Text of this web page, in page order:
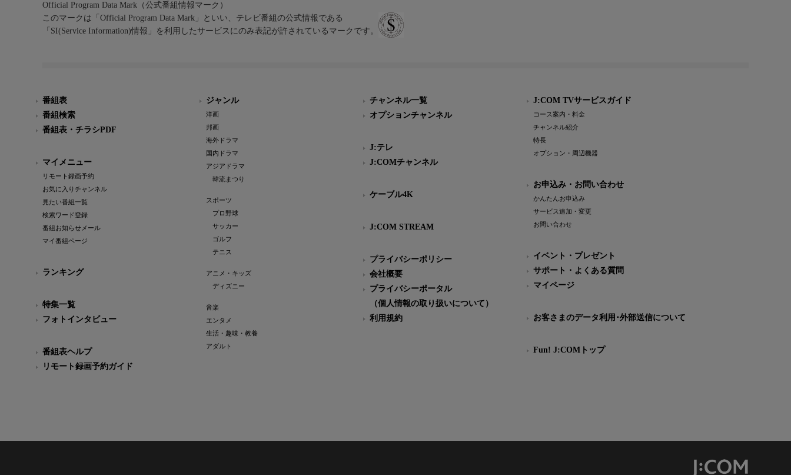
Official Program Data Mark（公式番組情報マーク）
このマークは「Official Program Data Mark」といい、テレビ番組の公式情報である
「SI(Service Information)情報」を利用したサービスにのみ表記が許されているマークです。
番組表
番組検索
番組表・チラシPDF
マイメニュー
リモート録画予約
お気に入りチャンネル
見たい番組一覧
検索ワード登録
番組お知らせメール
マイ番組ページ
ランキング
特集一覧
フォトインタビュー
番組表ヘルプ
リモート録画予約ガイド
ジャンル
洋画
邦画
海外ドラマ
国内ドラマ
アジアドラマ
韓流まつり
スポーツ
プロ野球
サッカー
ゴルフ
テニス
アニメ・キッズ
ディズニー
音楽
エンタメ
生活・趣味・教養
アダルト
チャンネル一覧
オプションチャンネル
J:テレ
J:COMチャンネル
ケーブル4K
J:COM STREAM
プライバシーポリシー
会社概要
プライバシーポータル
（個人情報の取り扱いについて）
利用規約
J:COM TVサービスガイド
コース案内・料金
チャンネル紹介
特長
オプション・周辺機器
お申込み・お問い合わせ
かんたんお申込み
サービス追加・変更
お問い合わせ
イベント・プレゼント
サポート・よくある質問
マイページ
お客さまのデータ利用･外部送信について
Fun! J:COMトップ